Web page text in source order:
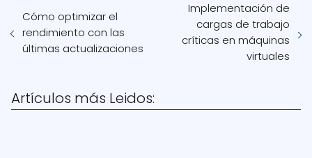
Cómo optimizar el
rendimiento con las
últimas actualizaciones
Implementación de
cargas de trabajo
críticas en máquinas
virtuales
Artículos más Leidos: